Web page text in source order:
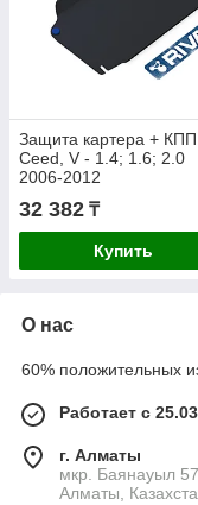
Защита картера +
Ceed, V - 1.4; 1.6; 2.0
2006-2012
32 382 ₸
Купить
О нас
60% положительных
Работает с
г. Алматы
мкр. Баянауыл
Алматы,